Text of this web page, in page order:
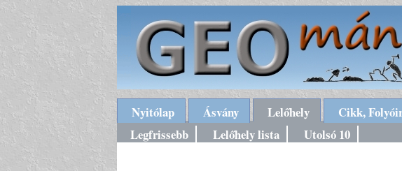
Nyitólap Ásvány Lelőhely Cikk,
Legfrissebb
Lelőhely lista Utolsó 10